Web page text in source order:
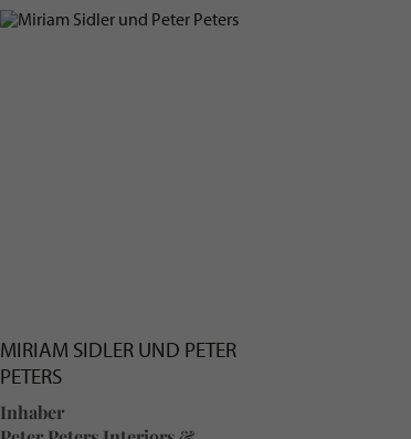
MIRIAM SIDLER UND PETER
PETERS
Inhaber